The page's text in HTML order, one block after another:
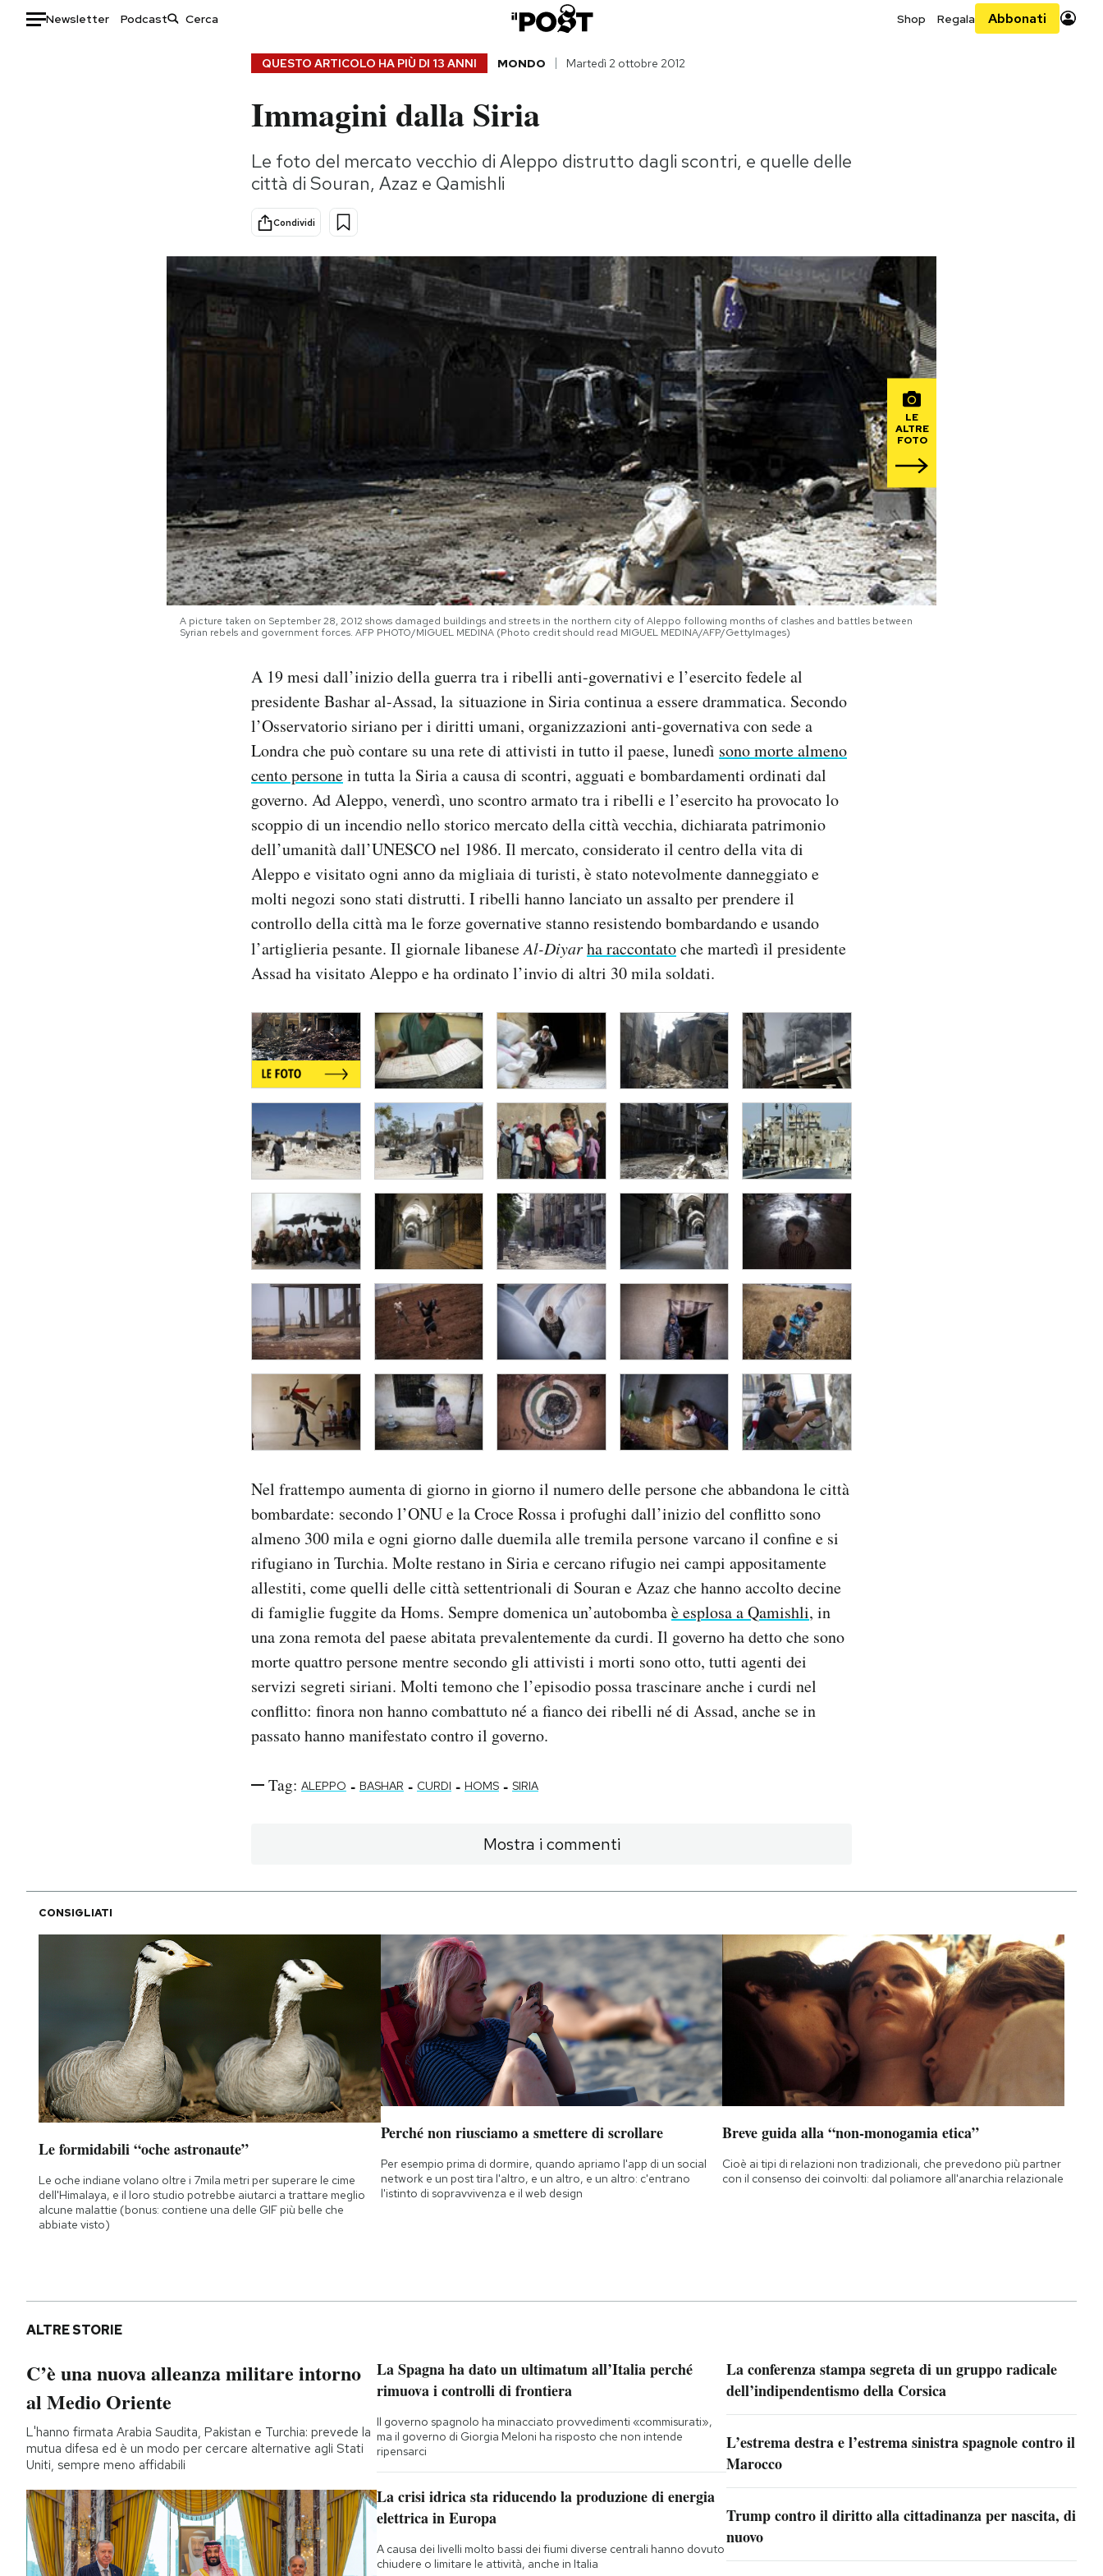
Newsletter Podcast Shop Regala Abbonati
Consumismi
Storie/Idee
Ok Boomer!
Media
Europa
Altrecose
Mondiali calcio 2026
QUESTO ARTICOLO HA PIÙ DI 13 ANNI MONDO Martedì 2 ottobre 2012
Immagini dalla Siria
Le foto del mercato vecchio di Aleppo distrutto dagli scontri, e quelle delle
città di Souran, Azaz e Qamishli
Condividi
LE
ALTRE
FOTO
A picture taken on September 28, 2012 shows damaged buildings and streets in the northern city of Aleppo following months of clashes and battles between
Syrian rebels and government forces. AFP PHOTO/MIGUEL MEDINA (Photo credit should read MIGUEL MEDINA/AFP/GettyImages)
A 19 mesi dall’inizio della guerra tra i ribelli anti-governativi e l’esercito fedele al
presidente Bashar al-Assad, la situazione in Siria continua a essere drammatica. Secondo
l’Osservatorio siriano per i diritti umani, organizzazioni anti-governativa con sede a
Londra che può contare su una rete di attivisti in tutto il paese, lunedì sono morte almeno
cento personein tutta la Siria a causa di scontri, agguati e bombardamenti ordinati dal
governo. Ad Aleppo, venerdì, uno scontro armato tra i ribelli e l’esercito ha provocato lo
scoppio di un incendio nello storico mercato della città vecchia, dichiarata patrimonio
dell’umanità dall’UNESCO nel 1986. Il mercato, considerato il centro della vita di
Aleppo e visitato ogni anno da migliaia di turisti, è stato notevolmente danneggiato e
molti negozi sono stati distrutti. I ribelli hanno lanciato un assalto per prendere il
controllo della città ma le forze governative stanno resistendo bombardando e usando
l’artiglieria pesante. Il giornale libaneseAl-Diyarha raccontatoche martedì il presidente
Assad ha visitato Aleppo e ha ordinato l’invio di altri 30 mila soldati.
Nel frattempo aumenta di giorno in giorno il numero delle persone che abbandona le città
bombardate: secondo l’ONU e la Croce Rossa i profughi dall’inizio del conflitto sono
almeno 300 mila e ogni giorno dalle duemila alle tremila persone varcano il confine e si
rifugiano in Turchia. Molte restano in Siria e cercano rifugio nei campi appositamente
allestiti, come quelli delle città settentrionali di Souran e Azaz che hanno accolto decine
di famiglie fuggite da Homs. Sempre domenica un’autobombaè esplosa a Qamishli, in
una zona remota del paese abitata prevalentemente da curdi. Il governo ha detto che sono
morte quattro persone mentre secondo gli attivisti i morti sono otto, tutti agenti dei
servizi segreti siriani. Molti temono che l’episodio possa trascinare anche i curdi nel
conflitto: finora non hanno combattuto né a fianco dei ribelli né di Assad, anche se in
passato hanno manifestato contro il governo.
Tag: ALEPPO - BASHAR - CURDI - HOMS - SIRIA
Mostra i commenti
CONSIGLIATI
Le formidabili “oche astronaute”
Le oche indiane volano oltre i 7mila metri per superare le cime
dell'Himalaya, e il loro studio potrebbe aiutarci a trattare meglio
alcune malattie (bonus: contiene una delle GIF più belle che
abbiate visto)
Perché non riusciamo a smettere di scrollare
Per esempio prima di dormire, quando apriamo l'app di un social
network e un post tira l'altro, e un altro, e un altro: c'entrano
l'istinto di sopravvivenza e il web design
Breve guida alla “non-monogamia etica”
Cioè ai tipi di relazioni non tradizionali, che prevedono più partner
con il consenso dei coinvolti: dal poliamore all'anarchia relazionale
ALTRE STORIE
C’è una nuova alleanza militare intorno
al Medio Oriente
L'hanno firmata Arabia Saudita, Pakistan e Turchia: prevede la
mutua difesa ed è un modo per cercare alternative agli Stati
Uniti, sempre meno affidabili
La Spagna ha dato un ultimatum all’Italia perché
rimuova i controlli di frontiera
Il governo spagnolo ha minacciato provvedimenti «commisurati»,
ma il governo di Giorgia Meloni ha risposto che non intende
ripensarci
La crisi idrica sta riducendo la produzione di energia
elettrica in Europa
A causa dei livelli molto bassi dei fiumi diverse centrali hanno dovuto
chiudere o limitare le attività, anche in Italia
La conferenza stampa segreta di un gruppo radicale
dell’indipendentismo della Corsica
L’estrema destra e l’estrema sinistra spagnole contro il
Marocco
Trump contro il diritto alla cittadinanza per nascita, di
nuovo